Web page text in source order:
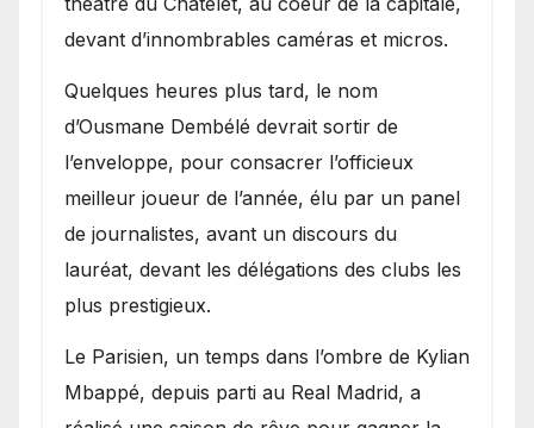
devant d’innombrables caméras et micros.
Quelques heures plus tard, le nom
d’Ousmane Dembélé devrait sortir de
l’enveloppe, pour consacrer l’officieux
meilleur joueur de l’année, élu par un panel
de journalistes, avant un discours du
lauréat, devant les délégations des clubs les
plus prestigieux.
Le Parisien, un temps dans l’ombre de Kylian
Mbappé, depuis parti au Real Madrid, a